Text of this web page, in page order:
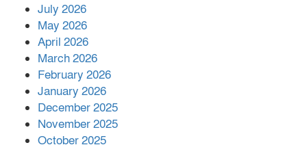
July 2026
May 2026
April 2026
March 2026
February 2026
January 2026
December 2025
November 2025
October 2025